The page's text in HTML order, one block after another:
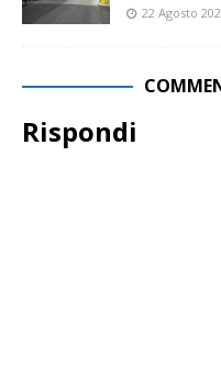
22 Agosto
Rispondi